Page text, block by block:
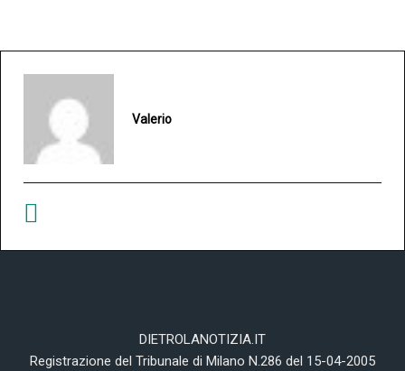
Valerio
DIETROLANOTIZIA.IT
Registrazione del Tribunale di Milano N.286 del 15-04-2005